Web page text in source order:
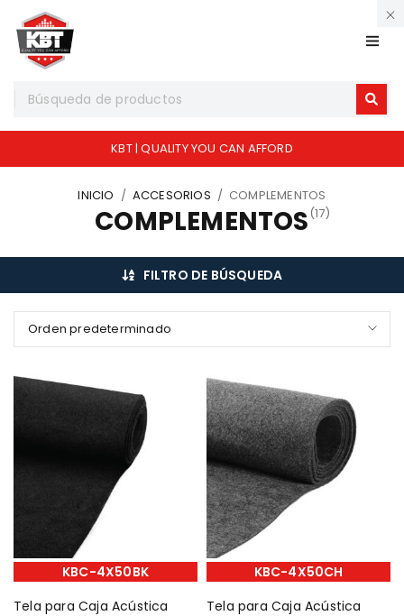
KBT | QUALITY YOU CAN AFFORD
INICIO / ACCESORIOS / COMPLEMENTOS
COMPLEMENTOS (17)
FILTRO DE BÚSQUEDA
Orden predeterminado
KBC-4X50BK
Tela para Caja Acústica
KBC-4X50CH
Tela para Caja Acústica